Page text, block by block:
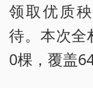
领取优质
待。本次全
0棵，覆盖